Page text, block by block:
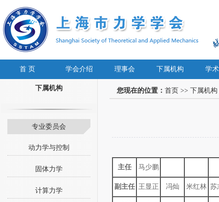
首 页 学会介绍 理事会 下属机构 学
下属机构
专业委员会
动力学与控制
固体力学
计算力学
您现在的位置： 首页 >> 下属机构
主任 马少鹏
副主任 王显正 冯灿 米红林 苏